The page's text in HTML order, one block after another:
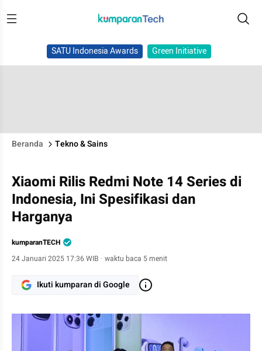
SATU Indonesia Awards Green Initiative
Beranda Tekno & Sains
Xiaomi Rilis Redmi Note 14 Series di
Indonesia, Ini Spesifikasi dan
Harganya
kumparanTECH
24 Januari 2025 17:36 WIB · waktu baca 5 menit
Ikuti kumparan di Google